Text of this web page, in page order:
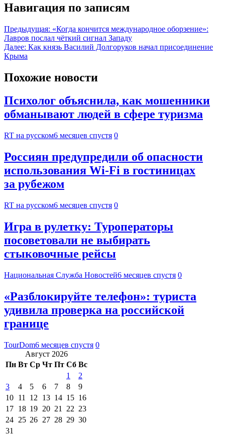
Навигация по записям
Предыдущая: «Когда кончится международное оборзение»:
Лавров послал чёткий сигнал Западу
Далее: Как князь Василий Долгоруков начал присоединение
Крыма
Похожие новости
Психолог объяснила, как мошенники
обманывают людей в сфере туризма
RT на русском6 месяцев спустя 0
Россиян предупредили об опасности
использования Wi-Fi в гостиницах
за рубежом
RT на русском6 месяцев спустя 0
Игра в рулетку: Туроператоры
посоветовали не выбирать
стыковочные рейсы
Национальная Служба Новостей6 месяцев спустя 0
«Разблокируйте телефон»: туриста
удивила проверка на российской
границе
TourDom6 месяцев спустя 0
Август 2026
Пн Вт Ср Чт Пт Сб Вс
1
2
3
4 5 6 7 8
9
10 11 12 13 14 15 16
17 18 19 20 21 22 23
24 25 26 27 28 29 30
31